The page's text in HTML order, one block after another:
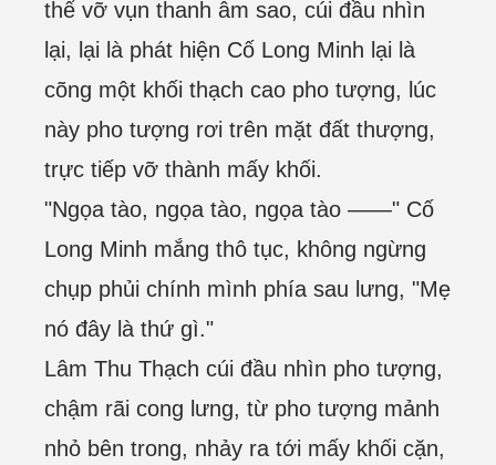
thể vỡ vụn thanh âm sao, cúi đầu nhìn
lại, lại là phát hiện Cố Long Minh lại là
cõng một khối thạch cao pho tượng, lúc
này pho tượng rơi trên mặt đất thượng,
trực tiếp vỡ thành mấy khối.
"Ngọa tào, ngọa tào, ngọa tào ——" Cố
Long Minh mắng thô tục, không ngừng
chụp phủi chính mình phía sau lưng, "Mẹ
nó đây là thứ gì."
Lâm Thu Thạch cúi đầu nhìn pho tượng,
chậm rãi cong lưng, từ pho tượng mảnh
nhỏ bên trong, nhảy ra tới mấy khối cặn,